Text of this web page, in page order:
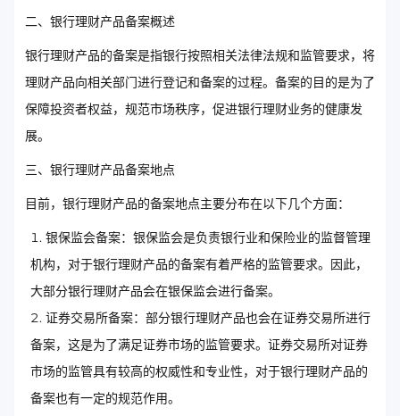
二、银行理财产品备案概述
银行理财产品的备案是指银行按照相关法律法规和监管要求，将
理财产品向相关部门进行登记和备案的过程。备案的目的是为了
保障投资者权益，规范市场秩序，促进银行理财业务的健康发
展。
三、银行理财产品备案地点
目前，银行理财产品的备案地点主要分布在以下几个方面：
银保监会备案：银保监会是负责银行业和保险业的监督管理
机构，对于银行理财产品的备案有着严格的监管要求。因此，
大部分银行理财产品会在银保监会进行备案。
证券交易所备案：部分银行理财产品也会在证券交易所进行
备案，这是为了满足证券市场的监管要求。证券交易所对证券
市场的监管具有较高的权威性和专业性，对于银行理财产品的
备案也有一定的规范作用。